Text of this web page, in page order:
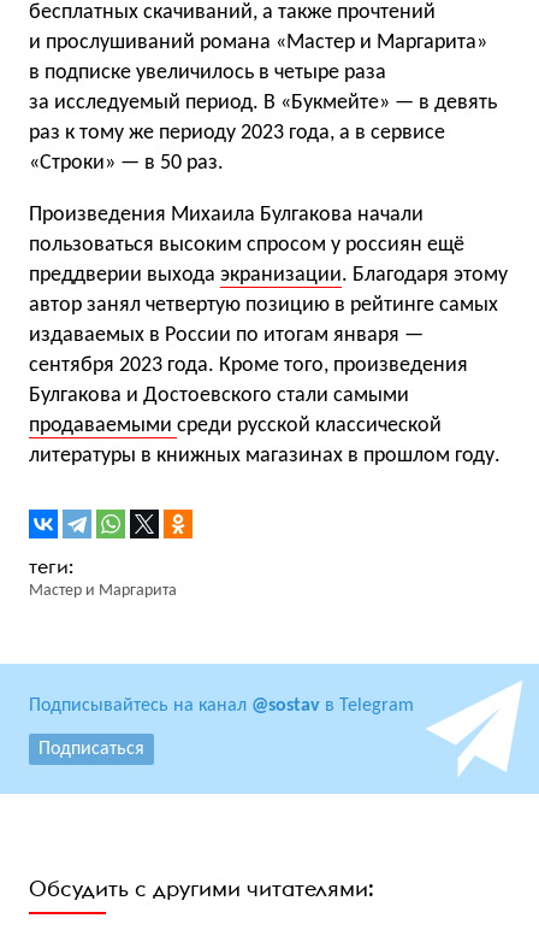
бесплатных скачиваний, а также прочтений
и прослушиваний романа «Мастер и Маргарита»
в подписке увеличилось в четыре раза
за исследуемый период. В «Букмейте» — в девять
раз к тому же периоду 2023 года, а в сервисе
«Строки» — в 50 раз.
Произведения Михаила Булгакова начали
пользоваться высоким спросом у россиян ещё
преддверии выхода экранизации. Благодаря этому
автор занял четвертую позицию в рейтинге самых
издаваемых в России по итогам января —
сентября 2023 года. Кроме того, произведения
Булгакова и Достоевского стали самыми
продаваемыми среди русской классической
литературы в книжных магазинах в прошлом году.
Мастер и Маргарита
Подписывайтесь на канал @sostav в Telegram
Подписаться
Обсудить с другими читателями: